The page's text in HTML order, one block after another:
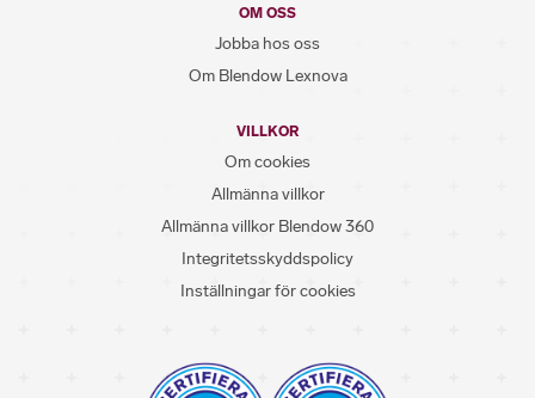
OM OSS
Jobba hos oss
Om Blendow Lexnova
VILLKOR
Om cookies
Allmänna villkor
Allmänna villkor Blendow 360
Integritetsskyddspolicy
Inställningar för cookies